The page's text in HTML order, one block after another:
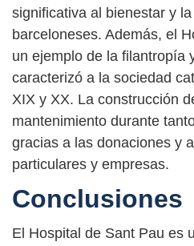
significativa al bienestar y
barceloneses. Además, el
un ejemplo de la filantropía
caracterizó a la sociedad
XIX y XX. La construcción
mantenimiento durante
gracias a las donaciones y
particulares y empresas.
Conclusiones
El Hospital de Sant Pau es